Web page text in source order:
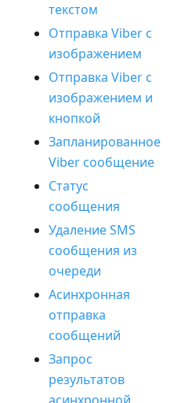
текстом
Отправка Viber с
изображением
Отправка Viber с
изображением и
кнопкой
Запланированное
Viber сообщение
Статус
сообщения
Удаление SMS
сообщения из
очереди
Асинхронная
отправка
сообщений
Запрос
результатов